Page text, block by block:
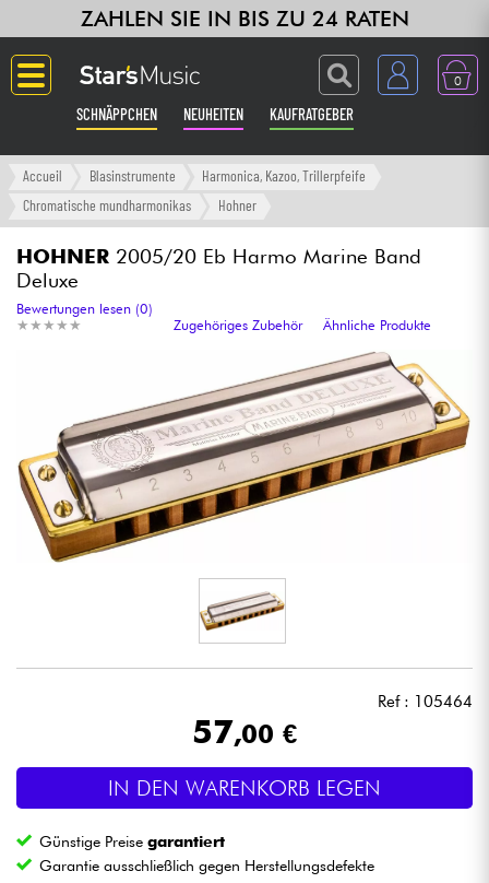
ZAHLEN SIE IN BIS ZU 24 RATEN
0
SCHNÄPPCHEN NEUHEITEN KAUFRATGEBER
Langue
Klaviere & Piano
Synths & samplers
Studio
Kopfhörer
Drums
Blasinstrumente
Accueil Blasinstrumente
Harmonica, Kazoo, Trillerpfeife
Chromatische mundharmonikas
Hohner
HOHNER 2005/20 Eb Harmo Marine Band
Deluxe
★ ★ ★ ★ ★
★ ★ ★ ★ ★
Bewertungen lesen (0)
Zugehöriges Zubehör
Ähnliche Produkte
Ref : 105464
57,00 €
IN DEN WARENKORB LEGEN
Günstige Preisegarantiert
Garantie ausschließlich gegen Herstellungsdefekte